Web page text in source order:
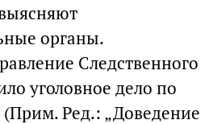
органы.
Следственного
уголовное дело по
Ред.: „Доведение